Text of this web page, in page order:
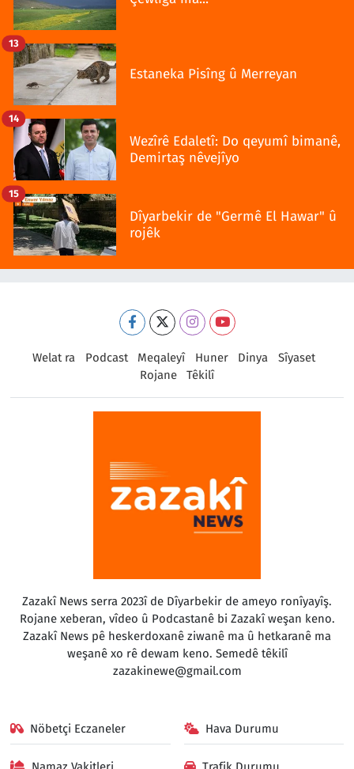
Estaneka Pisîng û Merreyan
13
Wezîrê Edaletî: Do qeyumî bimanê,
Demirtaş nêvejîyo
14
Dîyarbekir de "Germê El Hawar" û
rojêk
15
Welat ra Podcast Meqaleyî Huner Dinya
Sîyaset
Rojane
Têkilî
Zazakî News serra 2023î de Dîyarbekir de ameyo ronîyayîş.
Rojane xeberan, vîdeo û Podcastanê bi Zazakî weşan keno.
Zazakî News pê heskerdoxanê ziwanê ma û hetkaranê ma
weşanê xo rê dewam keno. Semedê têkilî
zazakinewe@gmail.com
Nöbetçi Eczaneler Hava Durumu